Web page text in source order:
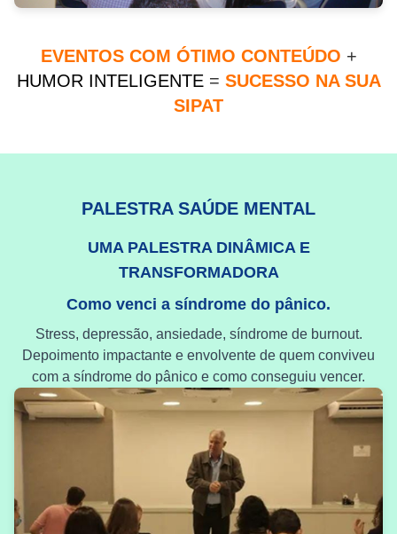
EVENTOS COM ÓTIMO CONTEÚDO +
HUMOR INTELIGENTE = SUCESSO NA SUA
SIPAT
PALESTRA SAÚDE MENTAL
UMA PALESTRA DINÂMICA E
TRANSFORMADORA
Como venci a síndrome do pânico.
Stress, depressão, ansiedade, síndrome de burnout.
Depoimento impactante e envolvente de quem conviveu
com a síndrome do pânico e como conseguiu vencer.